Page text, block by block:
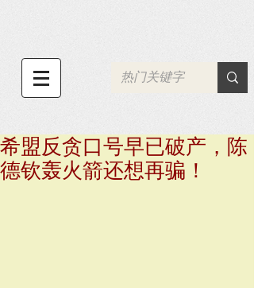
希盟反贪口号早已破产，陈
德钦轰火箭还想再骗！